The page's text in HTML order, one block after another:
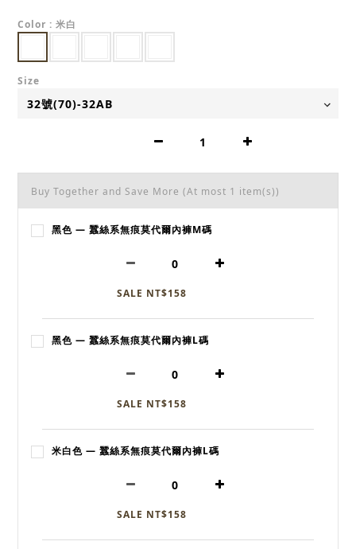
Color : 米白
Size
Buy Together and Save More (At most 1 item(s))
黑色 — 蠶絲系無痕莫代爾內褲M碼
SALE NT$158
黑色 — 蠶絲系無痕莫代爾內褲L碼
SALE NT$158
米白色 — 蠶絲系無痕莫代爾內褲L碼
SALE NT$158